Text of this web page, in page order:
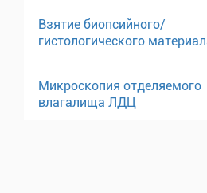
Взятие биопсийного/
гистологического
Микроскопия отделяемого
влагалища ЛДЦ